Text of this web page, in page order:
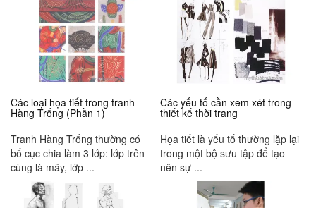
Các loại họa tiết trong tranh
Hàng Trống (Phần 1)
Tranh Hàng Trống thường có
bố cục chia làm 3 lớp: lớp trên
cùng là mây, lớp ...
Các yếu tố cần xem xét trong
thiết kế thời trang
Họa tiết là yếu tố thường lặp lại
trong một bộ sưu tập để tạo
nên sự ...